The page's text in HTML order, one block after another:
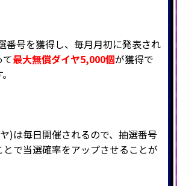
番号を獲得し、毎月月初に発表され
最大無償ダイヤ5,000個が獲得で
)は毎日開催されるので、抽選番号
で当選確率をアップさせることが